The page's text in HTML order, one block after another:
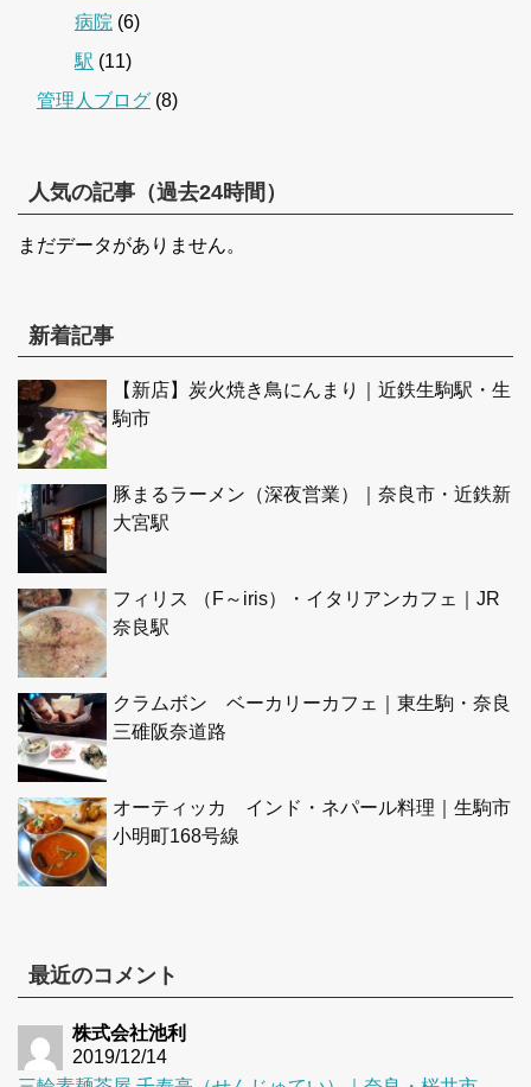
病院 (6)
駅 (11)
管理人ブログ (8)
人気の記事（過去24時間）
まだデータがありません。
新着記事
【新店】炭火焼き鳥にんまり｜近鉄生駒駅・生
駒市
豚まるラーメン（深夜営業）｜奈良市・近鉄新
大宮駅
フィリス （F～iris）・イタリアンカフェ｜JR
奈良駅
クラムボン ベーカリーカフェ｜東生駒・奈良
三碓阪奈道路
オーティッカ インド・ネパール料理｜生駒市
小明町168号線
最近のコメント
株式会社池利
2019/12/14